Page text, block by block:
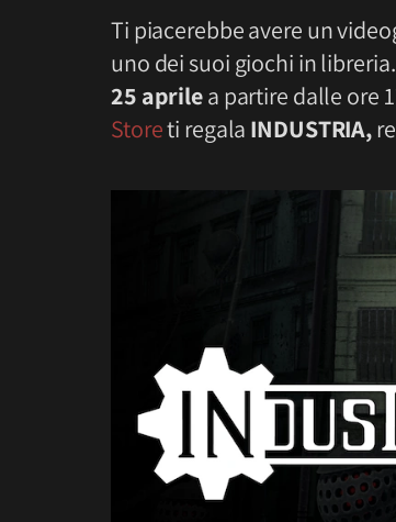
Ti piacerebbe avere un
uno dei suoi giochi in libreria.
25 aprilea partire dalle ore
Storeti regala INDUSTRIA,